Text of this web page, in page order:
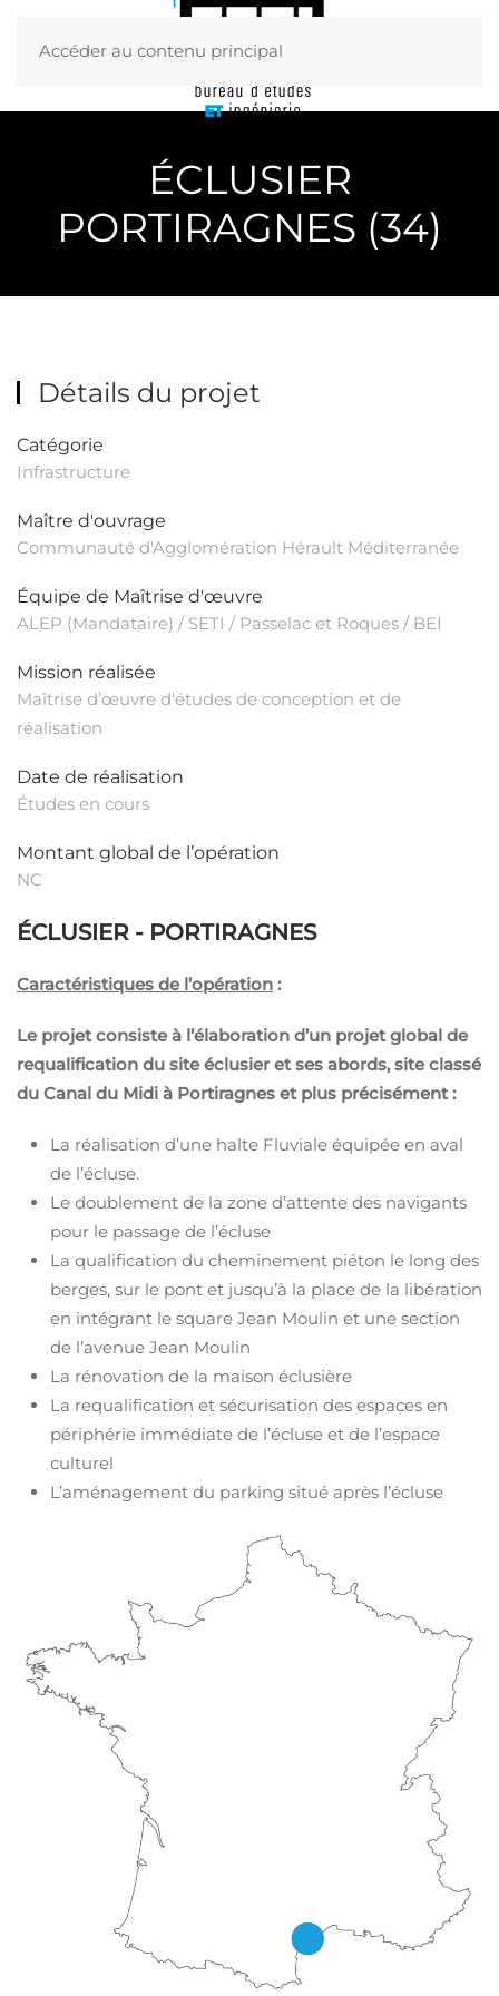
Accéder au contenu principal
Menu
ÉCLUSIER
PORTIRAGNES (34)
Détails du projet
Catégorie
Infrastructure
Maître d'ouvrage
Communauté d'Agglomération Hérault Méditerranée
Équipe de Maîtrise d'œuvre
ALEP (Mandataire) / SETI / Passelac et Roques / BEI
Mission réalisée
Maîtrise d’œuvre d'études de conception et de
réalisation
Date de réalisation
Études en cours
Montant global de l’opération
NC
ÉCLUSIER - PORTIRAGNES
Caractéristiques de l’opération :
Le projet consiste à l’élaboration d’un projet global de
requalification du site éclusier et ses abords, site classé
du Canal du Midi à Portiragnes et plus précisément :
La réalisation d’une halte Fluviale équipée en aval
de l’écluse.
Le doublement de la zone d’attente des navigants
pour le passage de l’écluse
La qualification du cheminement piéton le long des
berges, sur le pont et jusqu’à la place de la libération
en intégrant le square Jean Moulin et une section
de l’avenue Jean Moulin
La rénovation de la maison éclusière
La requalification et sécurisation des espaces en
périphérie immédiate de l’écluse et de l’espace
culturel
L’aménagement du parking situé après l’écluse